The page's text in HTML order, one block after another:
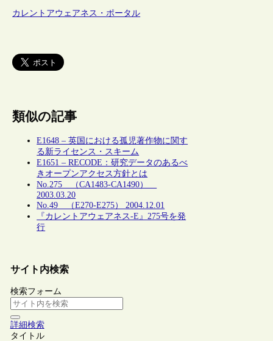
カレントアウェアネス・ポータル
類似の記事
E1648 – 英国における孤児著作物に関す
る新ライセンス・スキーム
E1651 – RECODE：研究データのあるべ
きオープンアクセス方針とは
No.275 （CA1483-CA1490）
2003.03.20
No.49 （E270-E275） 2004.12.01
『カレントアウェアネス-E』275号を発
行
サイト内検索
検索フォーム
詳細検索
タイトル